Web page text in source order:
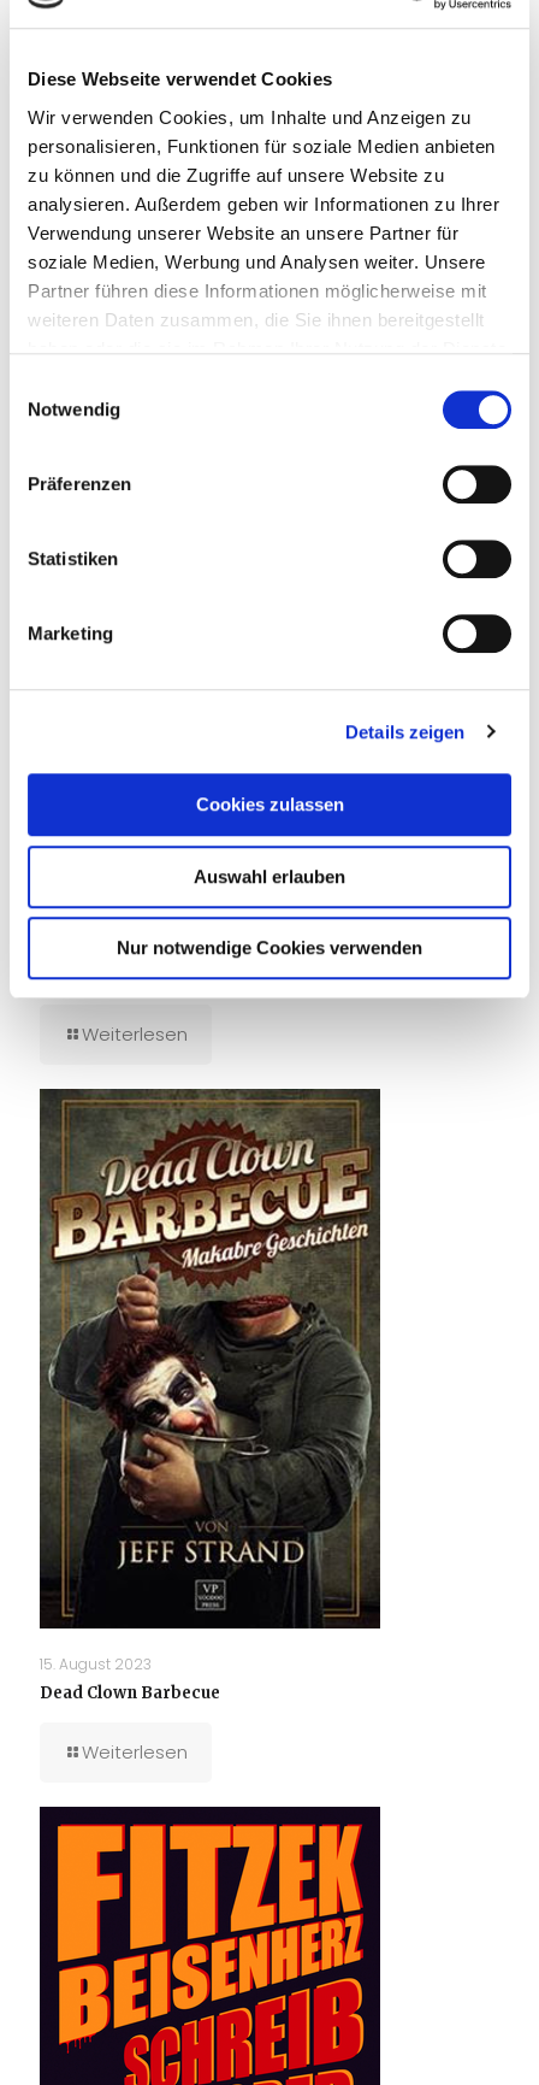
Diese Webseite verwendet Cookies
Wir verwenden Cookies, um Inhalte und Anzeigen zu
personalisieren, Funktionen für soziale Medien anbieten
zu können und die Zugriffe auf unsere Website zu
analysieren. Außerdem geben wir Informationen zu Ihrer
Verwendung unserer Website an unsere Partner für
soziale Medien, Werbung und Analysen weiter. Unsere
Partner führen diese Informationen möglicherweise mit
weiteren Daten zusammen, die Sie ihnen bereitgestellt
Notwendig
Präferenzen
Statistiken
Marketing
Details zeigen
Cookies zulassen
Auswahl erlauben
Nur notwendige Cookies verwenden
3. Dezember 2024
Miss Merkel: Mord in der Therapie
Weiterlesen
20. Dezember 2023
Miss Merkel – Mord auf hoher See
Weiterlesen
15. August 2023
Dead Clown Barbecue
Weiterlesen